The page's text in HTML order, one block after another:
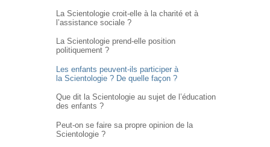
La Scientologie croit-elle à la charité et à
l’assistance sociale ?
La Scientologie prend-elle position
politiquement ?
Les enfants peuvent-ils participer à
la Scientologie ? De quelle façon ?
Que dit la Scientologie au sujet de l’éducation
des enfants ?
Peut-on se faire sa propre opinion de la
Scientologie ?